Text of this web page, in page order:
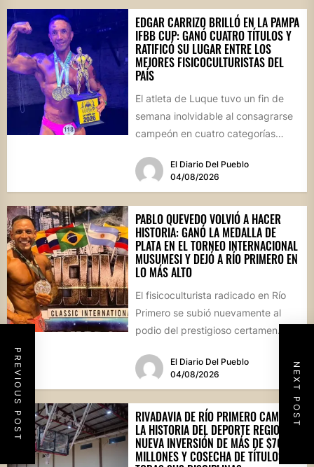
PREVIOUS POST NEXT POST
EDGAR CARRIZO BRILLÓ EN LA PAMPA
IFBB CUP: GANÓ CUATRO TÍTULOS Y
RATIFICÓ SU LUGAR ENTRE LOS
MEJORES FISICOCULTURISTAS DEL
PAÍS
El atleta de Luque tuvo un fin de
semana inolvidable al consagrarse
campeón en cuatro categorías
competencia...El Diario Del Pueblo
04/08/2026
PABLO QUEVEDO VOLVIÓ A HACER
HISTORIA: GANÓ LA MEDALLA DE
PLATA EN EL TORNEO INTERNACIONAL
MUSUMESI Y DEJÓ A RÍO PRIMERO EN
LO MÁS ALTO
El fisicoculturista radicado en Río
Primero se subió nuevamente al
podio del prestigioso certamen
este fin de...El Diario Del Pueblo
04/08/2026
RIVADAVIA DE RÍO PRIMERO CAMBIA
LA HISTORIA DEL DEPORTE REGIONAL:
NUEVA INVERSIÓN DE MÁS DE $70
MILLONES Y COSECHA DE TÍTULOS EN